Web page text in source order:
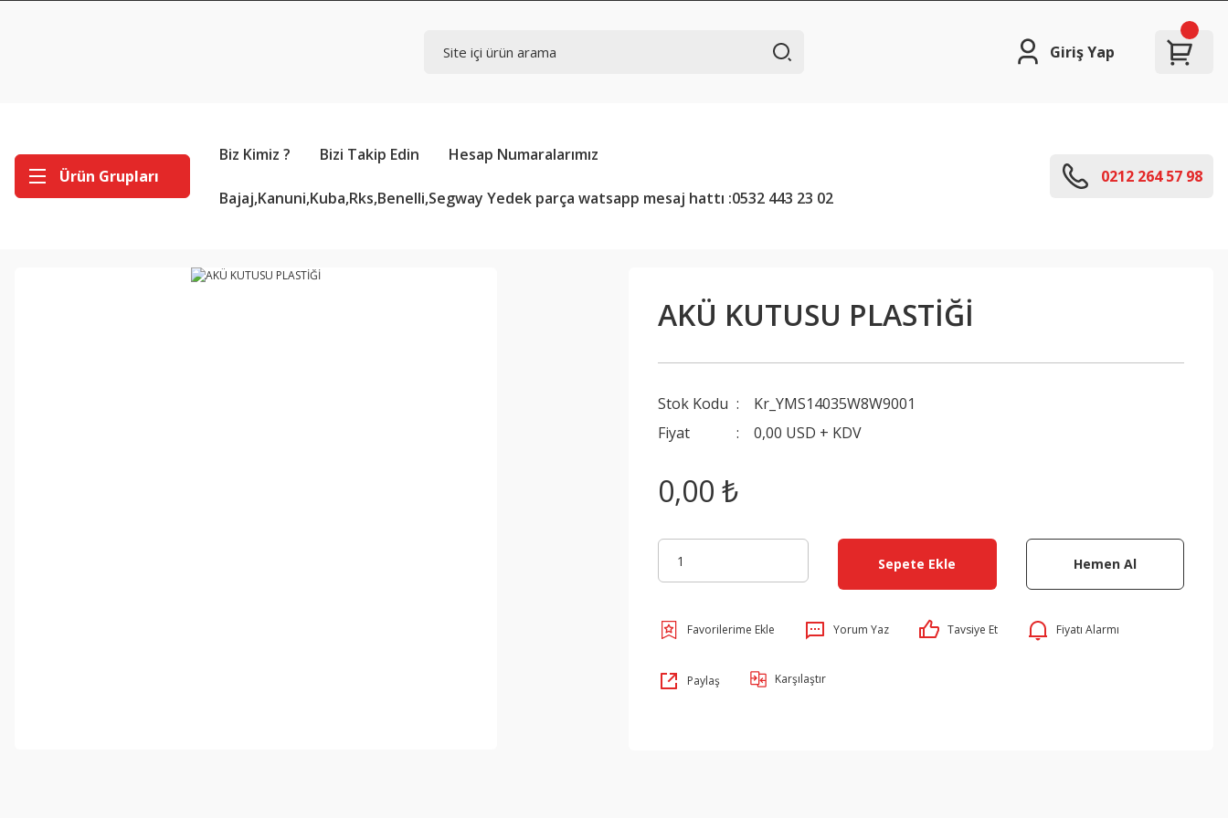
Giriş Yap
Ürün Grupları
Biz Kimiz ? Bizi Takip Edin Hesap Numaralarımız
Bajaj,Kanuni,Kuba,Rks,Benelli,Segway Yedek parça watsapp mesaj hattı :0532 443 23 02
0212 264 57 98
AKÜ KUTUSU PLASTİĞİ
Stok Kodu
Kr_YMS14035W8W9001
Fiyat
0,00 USD + KDV
0,00 ₺
Sepete Ekle Hemen Al
Yorum Yaz Tavsiye Et Fiyatı Alarmı
Paylaş Karşılaştır